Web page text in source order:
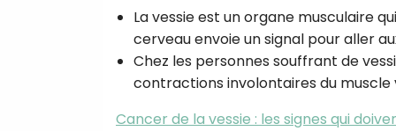
La vessie est un organe musculaire
cerveau envoie un signal pour aller
Chez les personnes souffrant de
contractions involontaires du muscle
Cancer de la vessie : les signes qui